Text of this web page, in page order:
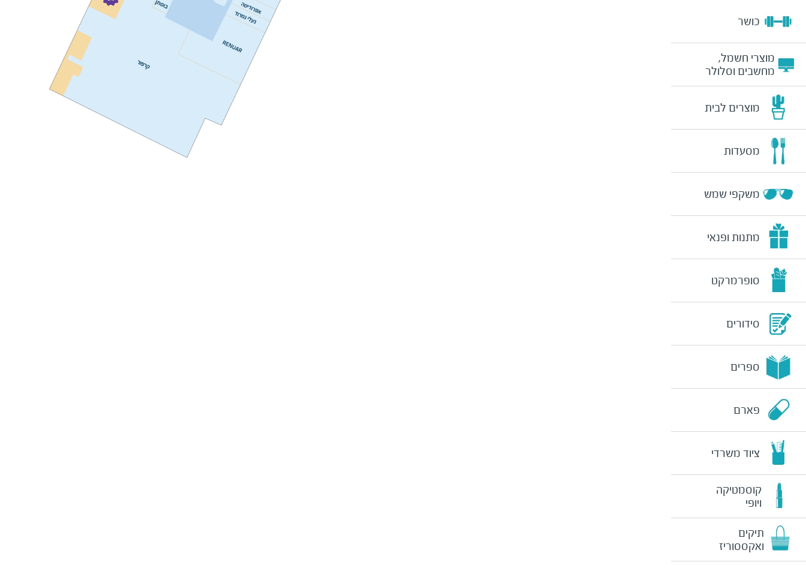
כושר
מוצרי חשמל,
מחשבים וסלולר
מוצרים לבית
מסעדות
משקפי שמש
מתנות ופנאי
סופרמרקט
סידורים
ספרים
פארם
ציוד משרדי
קוסמטיקה
ויופי
תיקים
ואקססוריז